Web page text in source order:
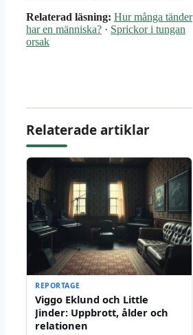
Relaterad läsning: Hur många tänder
har en människa? · Sprickor i tungan
orsak
Relaterade artiklar
REPORTAGE
Viggo Eklund och Little
Jinder: Uppbrott, ålder och
relationen